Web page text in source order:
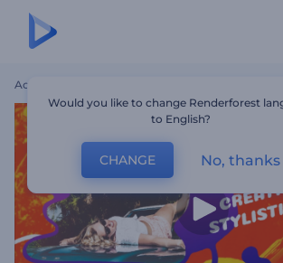
Accueil Intro De Diaporama Aux
Would you like to change Renderforest
to English?
CHANGE No, thanks